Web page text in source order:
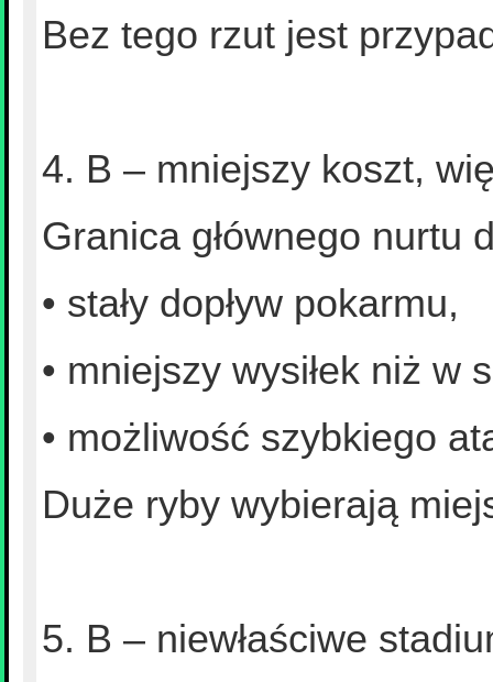
Bez tego rzut jest
4. B – mniejszy koszt,
Granica głównego nurtu
• stały dopływ pokarmu,
• mniejszy wysiłek niż w
• możliwość szybkiego
Duże ryby wybierają
5. B – niewłaściwe